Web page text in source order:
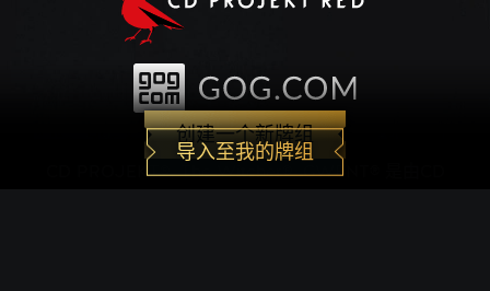
创建一个新牌组
导入至我的牌组
CD PROJEKT®, The Witcher®, GWENT® 是由CD